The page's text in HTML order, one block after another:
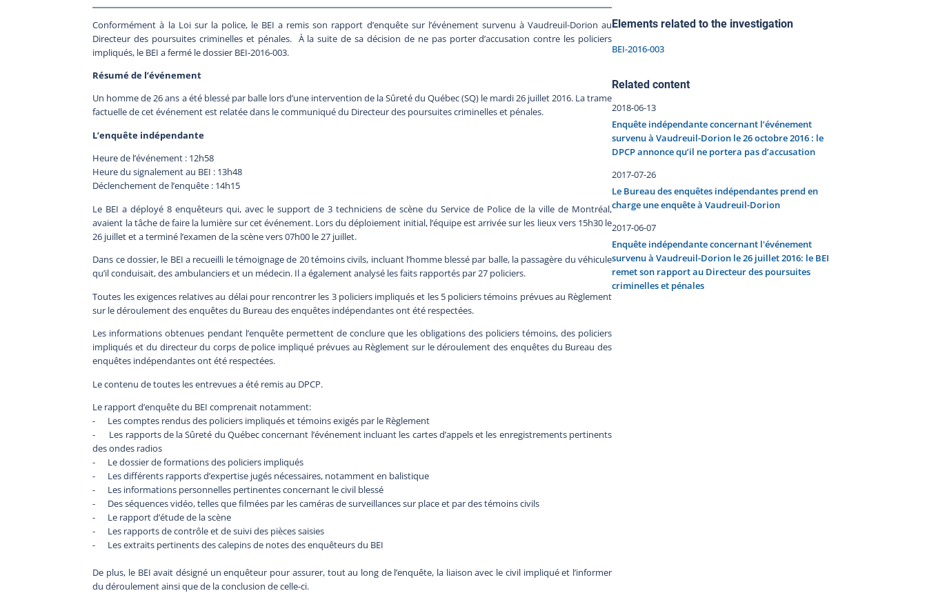
Conformément à la Loi sur la police, le BEI a remis son rapport d’enquête sur l’événement survenu à Vaudreuil-Dorion au
Directeur des poursuites criminelles et pénales. À la suite de sa décision de ne pas porter d’accusation contre les policiers
impliqués, le BEI a fermé le dossier BEI-2016-003.
Résumé de l’événement
Un homme de 26 ans a été blessé par balle lors d’une intervention de la Sûreté du Québec (SQ) le mardi 26 juillet 2016. La trame
factuelle de cet événement est relatée dans le communiqué du Directeur des poursuites criminelles et pénales.
L’enquête indépendante
Heure de l’événement : 12h58
Heure du signalement au BEI : 13h48
Déclenchement de l’enquête : 14h15
Le BEI a déployé 8 enquêteurs qui, avec le support de 3 techniciens de scène du Service de Police de la ville de Montréal,
avaient la tâche de faire la lumière sur cet événement. Lors du déploiement initial, l’équipe est arrivée sur les lieux vers 15h30 le
26 juillet et a terminé l’examen de la scène vers 07h00 le 27 juillet.
Dans ce dossier, le BEI a recueilli le témoignage de 20 témoins civils, incluant l’homme blessé par balle, la passagère du véhicule
qu’il conduisait, des ambulanciers et un médecin. Il a également analysé les faits rapportés par 27 policiers.
Toutes les exigences relatives au délai pour rencontrer les 3 policiers impliqués et les 5 policiers témoins prévues au Règlement
sur le déroulement des enquêtes du Bureau des enquêtes indépendantes ont été respectées.
Les informations obtenues pendant l’enquête permettent de conclure que les obligations des policiers témoins, des policiers
impliqués et du directeur du corps de police impliqué prévues au Règlement sur le déroulement des enquêtes du Bureau des
enquêtes indépendantes ont été respectées.
Le contenu de toutes les entrevues a été remis au DPCP.
Le rapport d’enquête du BEI comprenait notamment:
- Les comptes rendus des policiers impliqués et témoins exigés par le Règlement
- Les rapports de la Sûreté du Québec concernant l’événement incluant les cartes d’appels et les enregistrements pertinents
des ondes radios
- Le dossier de formations des policiers impliqués
- Les différents rapports d’expertise jugés nécessaires, notamment en balistique
- Les informations personnelles pertinentes concernant le civil blessé
- Des séquences vidéo, telles que filmées par les caméras de surveillances sur place et par des témoins civils
- Le rapport d’étude de la scène
- Les rapports de contrôle et de suivi des pièces saisies
- Les extraits pertinents des calepins de notes des enquêteurs du BEI
De plus, le BEI avait désigné un enquêteur pour assurer, tout au long de l’enquête, la liaison avec le civil impliqué et l’informer
du déroulement ainsi que de la conclusion de celle-ci.
Elements related to the investigation
BEI-2016-003
Related content
2018-06-13
Enquête indépendante concernant l’événement
survenu à Vaudreuil-Dorion le 26 octobre 2016 : le
DPCP annonce qu’il ne portera pas d’accusation
2017-07-26
Le Bureau des enquêtes indépendantes prend en
charge une enquête à Vaudreuil-Dorion
2017-06-07
Enquête indépendante concernant l'événement
survenu à Vaudreuil-Dorion le 26 juillet 2016: le BEI
remet son rapport au Directeur des poursuites
criminelles et pénales